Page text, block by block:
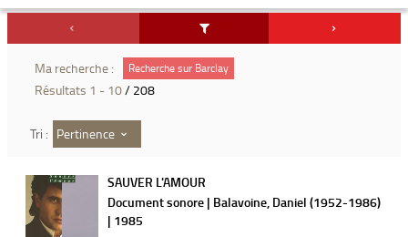
Ma recherche : Recherche sur Barclay
Résultats 1 - 10/ 208
Tri : Pertinence
SAUVER L'AMOUR
Document sonore | Balavoine, Daniel (1952-1986)
| 1985